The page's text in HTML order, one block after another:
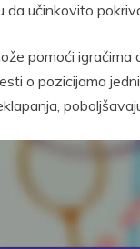
da učinkovito
pomoći
o pozicijama